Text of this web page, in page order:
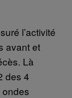
l’activité
avant et
Là
des 4